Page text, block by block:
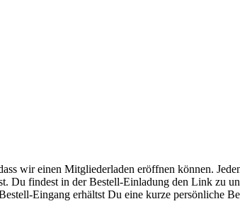
wir einen Mitgliederladen eröffnen können.
Du findest in der Bestell-Einladung den Link zu
Eingang erhältst Du eine kurze persönliche